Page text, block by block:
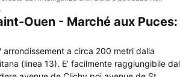
Ouen - Marché aux Puces:
arrondissement a circa 200 metri dalla
(linea 13). E’ facilmente raggiungibile dal